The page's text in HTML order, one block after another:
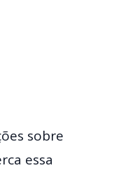
sobre
essa